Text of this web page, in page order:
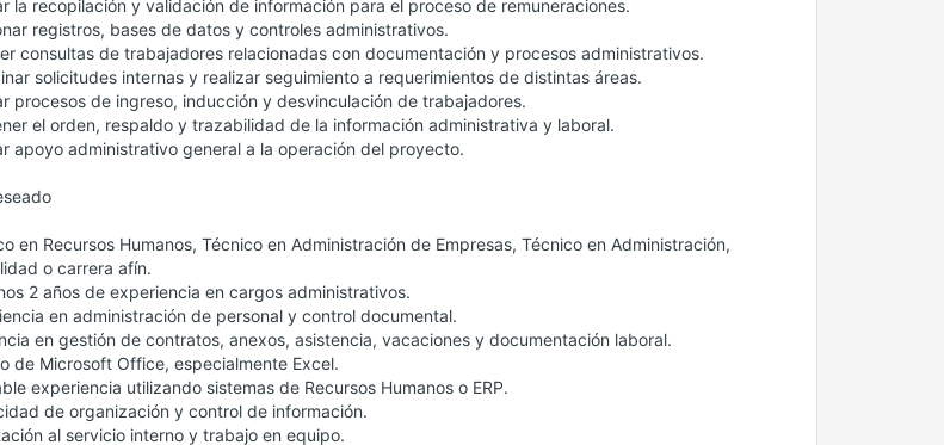
la recopilación y validación de información para el proceso de remuneraciones.
registros, bases de datos y controles administrativos.
consultas de trabajadores relacionadas con documentación y procesos administrativos.
solicitudes internas y realizar seguimiento a requerimientos de distintas áreas.
procesos de ingreso, inducción y desvinculación de trabajadores.
el orden, respaldo y trazabilidad de la información administrativa y laboral.
apoyo administrativo general a la operación del proyecto.
en Recursos Humanos, Técnico en Administración de Empresas, Técnico en Administración,
o carrera afín.
2 años de experiencia en cargos administrativos.
en administración de personal y control documental.
en gestión de contratos, anexos, asistencia, vacaciones y documentación laboral.
de Microsoft Office, especialmente Excel.
experiencia utilizando sistemas de Recursos Humanos o ERP.
de organización y control de información.
al servicio interno y trabajo en equipo.